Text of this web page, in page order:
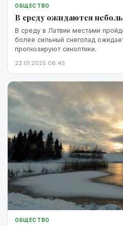
ОБЩЕСТВО
В среду ожидаются
В среду в Латвии местами
более сильный снегопад
прогнозируют синоптики.
22.01.2025 08:45
ОБЩЕСТВО